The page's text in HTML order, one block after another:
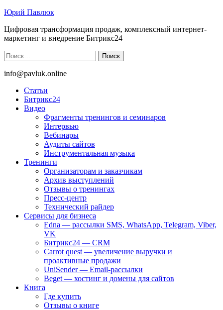
Юрий Павлюк
Цифровая трансформация продаж, комплексный интернет-
маркетинг и внедрение Битрикс24
Найти:
info@pavluk.online
Статьи
Битрикс24
Видео
Фрагменты тренингов и семинаров
Интервью
Вебинары
Аудиты сайтов
Инструментальная музыка
Тренинги
Организаторам и заказчикам
Архив выступлений
Отзывы о тренингах
Пресс-центр
Технический райдер
Сервисы для бизнеса
Edna — рассылки SMS, WhatsApp, Telegram, Viber,
VK
Битрикс24 — CRM
Carrot quest — увеличение выручки и
проактивные продажи
UniSender — Email-рассылки
Beget — хостинг и домены для сайтов
Книга
Где купить
Отзывы о книге